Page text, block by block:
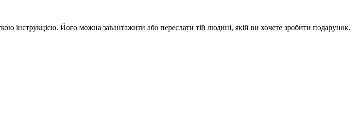
інструкцією. Його можна завантажити або переслати тій людині, якій ви хочете зробити подарунок.